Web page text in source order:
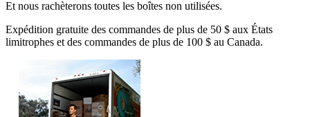
Et nous rachèterons toutes les boîtes non utilisées.
Expédition gratuite des commandes de plus de 50 $ aux États
limitrophes et des commandes de plus de 100 $ au Canada.